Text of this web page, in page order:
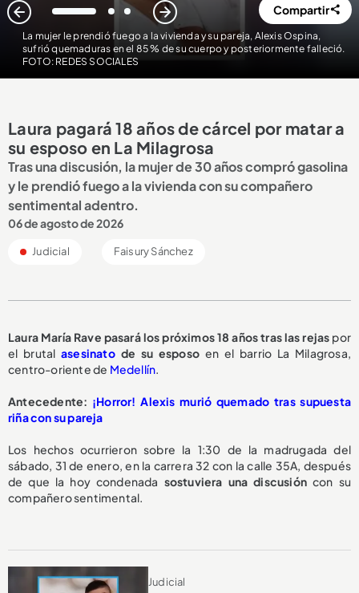
La mujer le prendió fuego a la vivienda y su pareja, Alexis Ospina,
sufrió quemaduras en el 85 % de su cuerpo y posteriormente falleció.
FOTO: REDES SOCIALES
1 2 3 Compartir
Laura pagará 18 años de cárcel por matar a
su esposo en La Milagrosa
Tras una discusión, la mujer de 30 años compró gasolina
y le prendió fuego a la vivienda con su compañero
sentimental adentro.
06 de agosto de 2026
Judicial Faisury Sánchez
Laura María Rave pasará lospróximos 18 añostras las rejas por
el brutalasesinatode su esposo en el barrio La Milagrosa,
centro-oriente de Medellín.
Antecedente: ¡Horror! Alexis murió quemado tras supuesta
riña con su pareja
Los hechos ocurrieron sobre la 1:30 de la madrugada del
sábado, 31 de enero, en la carrera 32 con la calle 35A, después
de que la hoy condenada sostuviera una discusión con su
compañero sentimental.
Judicial